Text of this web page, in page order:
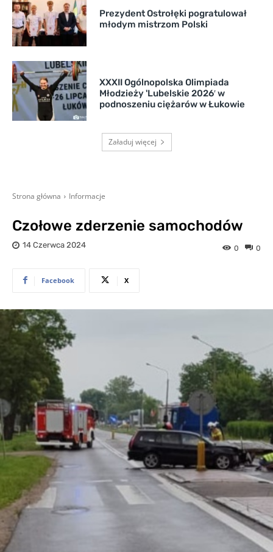
Prezydent Ostrołęki pogratulował
młodym mistrzom Polski
XXXII Ogólnopolska Olimpiada
Młodzieży 'Lubelskie 2026′ w
podnoszeniu ciężarów w Łukowie
Załaduj więcej